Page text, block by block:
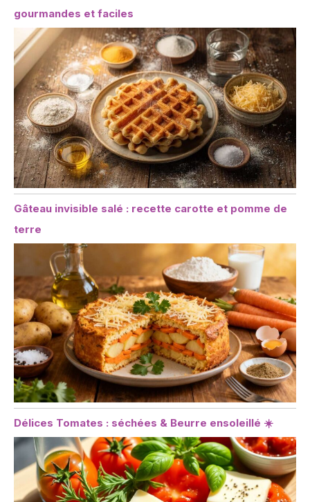
gourmandes et faciles
Gâteau invisible salé : recette carotte et pomme de
terre
Délices Tomates : séchées & Beurre ensoleillé ☀️